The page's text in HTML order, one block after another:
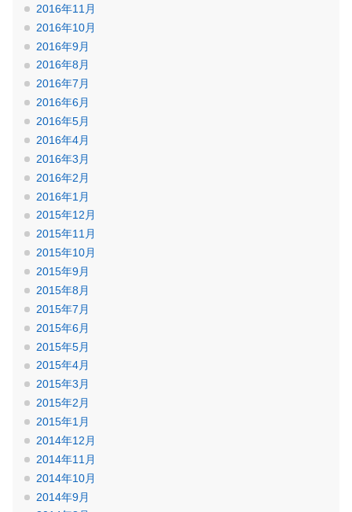
2016年11月
2016年10月
2016年9月
2016年8月
2016年7月
2016年6月
2016年5月
2016年4月
2016年3月
2016年2月
2016年1月
2015年12月
2015年11月
2015年10月
2015年9月
2015年8月
2015年7月
2015年6月
2015年5月
2015年4月
2015年3月
2015年2月
2015年1月
2014年12月
2014年11月
2014年10月
2014年9月